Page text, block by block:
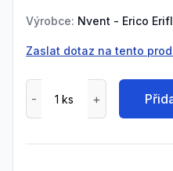
Výrobce: Nvent - Erico
Zaslat dotaz na tento